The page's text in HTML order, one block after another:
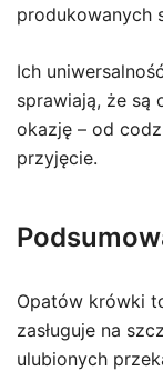
produkowanych
Ich
sprawiają, że są
okazję – od
przyjęcie.
Opatów krówki
zasługuje na
ulubionych